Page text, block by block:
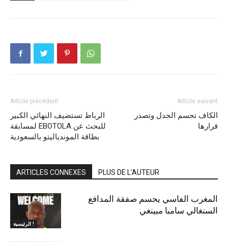
Article précédent
الرباط تستضيف النهائي الكبير
لمسابقة EBOTOLA للبحث عن
بطاقة الموندياليتو بالسعودية
Article suivant
الكاف تحسم الجدل وتصدر
قرارها
ARTICLES CONNEXES PLUS DE L'AUTEUR
الرئيسية !
المغرب الفاسي يحسم صفقة المدافع
السنغالي سامبا مبينغي